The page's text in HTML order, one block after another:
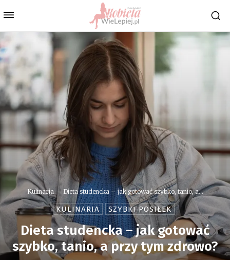
Kulinaria Dieta studencka – jak gotować szybko, tanio, a...
KULINARIA SZYBKI POSIŁEK
Dieta studencka – jak gotować
szybko, tanio, a przy tym zdrowo?